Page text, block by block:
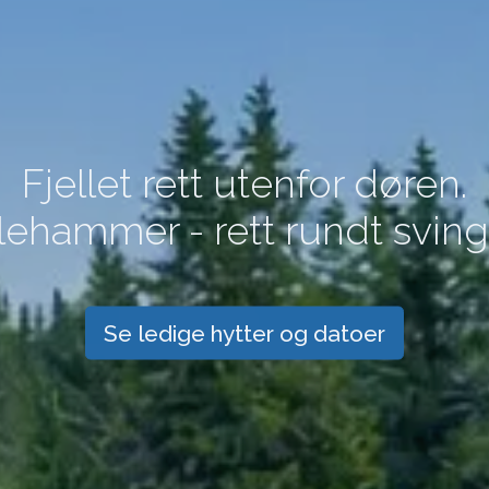
Fjellet rett utenfor døren.
- rett rundt
Se ledige hytter og datoer
Se priskalender med ledige datoer